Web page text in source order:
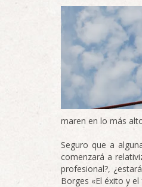
maren en lo más
Seguro que a
comenzará a
profesional?,
Borges «El éxito y